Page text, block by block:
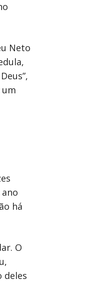
Neto
há
O
deles